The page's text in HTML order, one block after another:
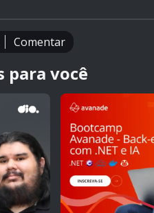
Comentar
para você